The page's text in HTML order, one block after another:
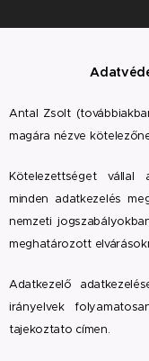
Antal Zsolt
magára nézve
Kötelezettséget vállal
minden adatkezelés
nemzeti
meghatározott
Adatkezelő
irányelvek
tajekoztato címen.